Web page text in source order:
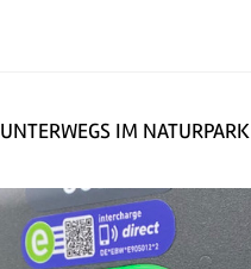
UNTERWEGS IM NATURPARK